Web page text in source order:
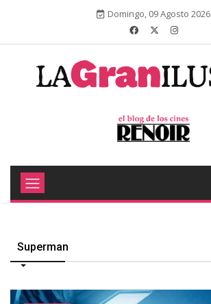
Domingo, 09 Agosto 2026
Superman